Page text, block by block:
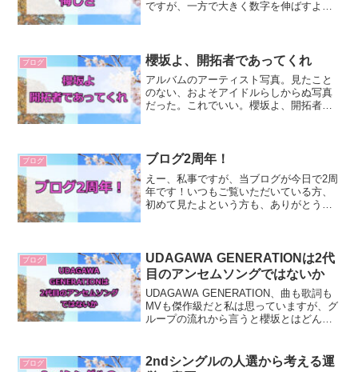
ですが、一方で大きく数字を伸ばすよう
し、自分がいかに無力である...
ブログ 櫻坂よ、開拓者であってくれ
アルバムのアーティスト写真。見たこと
のない、およそアイドルらしからぬ写真
だった。これでいい。櫻坂よ、開拓者で
アイドルという偏見にもま...
ブログ ブログ2周年！
えー、私事ですが、当ブログが今日で2周
年です！いつもご覧いただいている方、
初めて見たよという方も、ありがとうご
とが励みになっ...
ブログ
UDAGAWA GENERATIONは2代
目のアンセムソングではないか
UDAGAWA GENERATION、曲も歌詞も
MVも傑作級だと私は思っていますが、グ
ループの流れから言うと櫻坂とはどんな
の歴史を簡単におさらいしましょう。今
ブログ
2ndシングルの人選から考える運